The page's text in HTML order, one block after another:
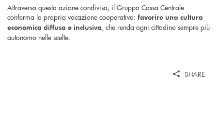
Attraverso questa azione condivisa, il Gruppo Cassa Centrale
conferma la propria vocazione cooperativa: favorire una cultura
economica diffusa e inclusiva, che renda ogni cittadino sempre più
autonomo nelle scelte.
SHARE